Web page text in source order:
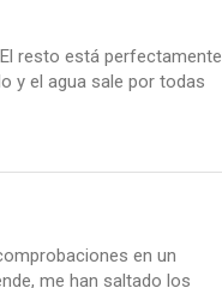
resto está perfectamente
y el agua sale por todas
en un
me han saltado los